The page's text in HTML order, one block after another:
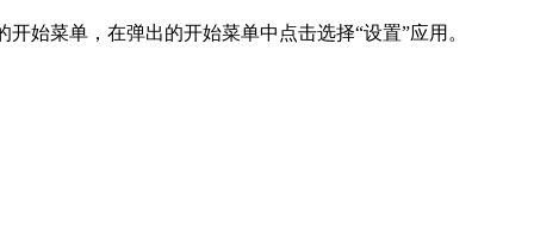
始菜单，在弹出的开始菜单中点击选择“设置”应用。